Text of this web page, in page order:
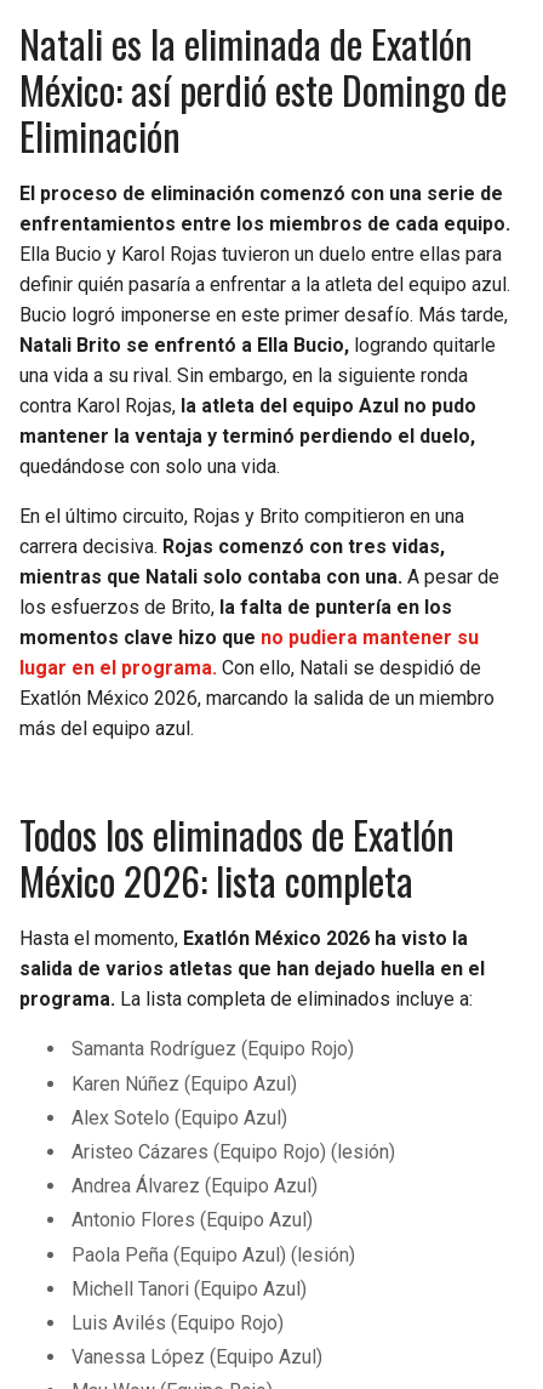
Natali es la eliminada de Exatlón
México: así perdió este Domingo de
Eliminación
El proceso de eliminación comenzó con una serie de
enfrentamientos entre los miembros de cada equipo.
Ella Bucio y Karol Rojas tuvieron un duelo entre ellas para
definir quién pasaría a enfrentar a la atleta del equipo azul.
Bucio logró imponerse en este primer desafío. Más tarde,
Natali Brito se enfrentó a Ella Bucio, logrando quitarle
una vida a su rival. Sin embargo, en la siguiente ronda
contra Karol Rojas, la atleta del equipo Azul no pudo
mantener la ventaja y terminó perdiendo el duelo,
quedándose con solo una vida.
En el último circuito, Rojas y Brito compitieron en una
carrera decisiva. Rojas comenzó con tres vidas,
mientras que Natali solo contaba con una. A pesar de
los esfuerzos de Brito, la falta de puntería en los
momentos clave hizo que no pudiera mantener su
lugar en el programa. Con ello, Natali se despidió de
Exatlón México 2026, marcando la salida de un miembro
más del equipo azul.
Todos los eliminados de Exatlón
México 2026: lista completa
Hasta el momento, Exatlón México 2026 ha visto la
salida de varios atletas que han dejado huella en el
programa. La lista completa de eliminados incluye a:
Samanta Rodríguez (Equipo Rojo)
Karen Núñez (Equipo Azul)
Alex Sotelo (Equipo Azul)
Aristeo Cázares (Equipo Rojo) (lesión)
Andrea Álvarez (Equipo Azul)
Antonio Flores (Equipo Azul)
Paola Peña (Equipo Azul) (lesión)
Michell Tanori (Equipo Azul)
Luis Avilés (Equipo Rojo)
Vanessa López (Equipo Azul)